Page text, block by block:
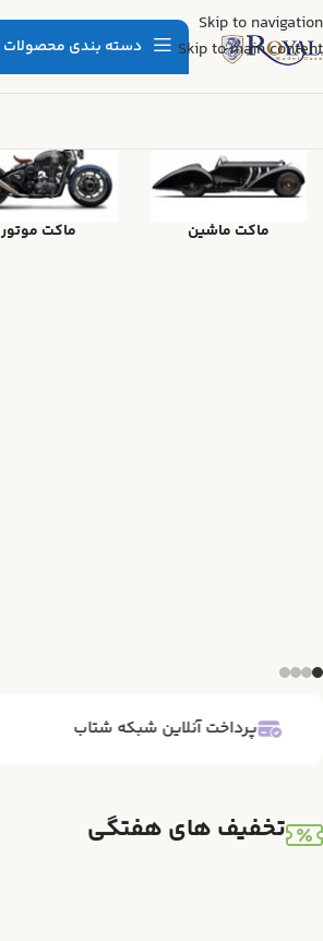
Skip to navigation
Skip to main content
دسته بندی محصولات
ماکت ماشین ماکت موتور
پرداخت آنلاین شبکه شتاب
تخفیف های هفتگی